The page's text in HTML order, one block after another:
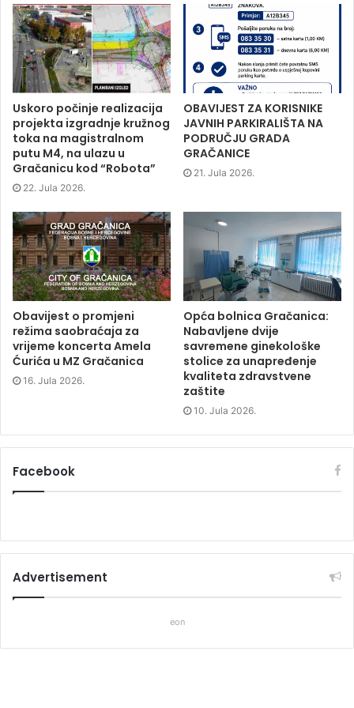
F
a
c
e
b
o
o
k
(
O
p
e
n
s
n
n
e
w
w
n
d
o
w
)
T
w
i
t
t
e
r
(
O
p
e
n
s
i
n
n
e
w
w
i
d
o
w
)
n
k
e
d
n
(
O
p
e
n
s
i
n
n
e
n
d
o
w
)
p
e
n
s
i
n
n
e
w
w
i
n
d
Uskoro počinje realizacija
projekta izgradnje kružnog
toka na magistralnom
putu M4, na ulazu u
Gračanicu kod “Robota”
22. Jula 2026.
OBAVIJEST ZA KORISNIKE
JAVNIH PARKIRALIŠTA NA
PODRUČJU GRADA
GRAČANICE
21. Jula 2026.
Obavijest o promjeni
režima saobraćaja za
vrijeme koncerta Amela
Ćurića u MZ Gračanica
16. Jula 2026.
Opća bolnica Gračanica:
Nabavljene dvije
savremene ginekološke
stolice za unapređenje
kvaliteta zdravstvene
zaštite
10. Jula 2026.
Facebook
Advertisement
eon